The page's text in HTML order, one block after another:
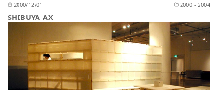
2000/12/01 2000 - 2004
SHIBUYA-AX